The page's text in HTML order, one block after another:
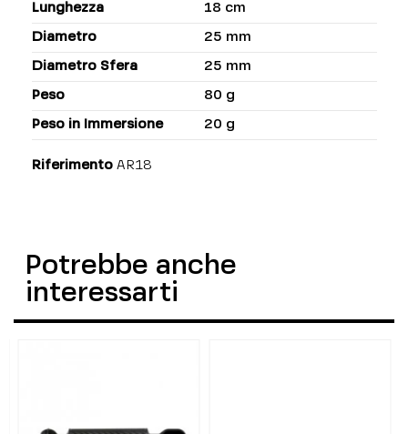
Lunghezza 18 cm
Diametro 25 mm
Diametro Sfera 25 mm
Peso 80 g
Peso in Immersione 20 g
Riferimento AR18
Potrebbe anche
interessarti